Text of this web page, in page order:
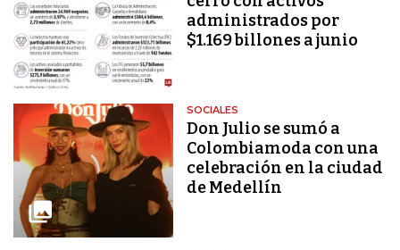
administrados por
$1.169 billones a junio
SOCIALES
Don Julio se sumó a
Colombiamoda con una
celebración en la ciudad
de Medellín